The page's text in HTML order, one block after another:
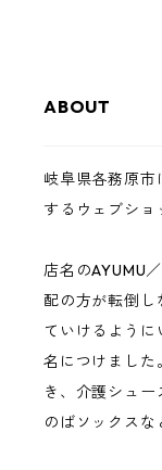
ABOUT
岐阜県各務原市
するウェブショ
店名のAYUMU
配の方が転倒し
ていけるよう
名につけました
き、介護シュ
のばソックスな